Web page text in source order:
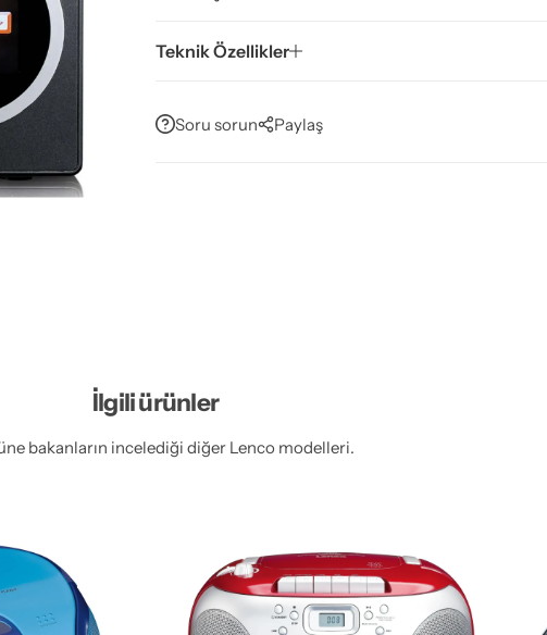
Teknik Özellikler
Soru sorun Paylaş
İlgili ürünler
bakanların incelediği diğer Lenco modelleri.